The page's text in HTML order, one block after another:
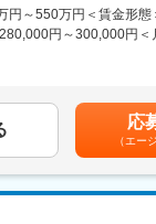
、2名体制で協力しなが
を伸ばせる環境です。
に落とし込み、形にし
働くことも可能ですし
のための栄養価分析（
やく等の試作品の規格
油脂の酸価・過酸化物価
全
円～550万円＜賃金形態
円～300,000円＜
、選考を通じて上下す
当を含めた表記です。
応
（エー